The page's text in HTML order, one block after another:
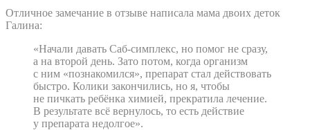
Отличное замечание в отзыве написала мама двоих деток
Галина:
«Начали давать Саб-симплекс, но помог не сразу,
а на второй день. Зато потом, когда организм
с ним «познакомился», препарат стал действовать
быстро. Колики закончились, но я, чтобы
не пичкать ребёнка химией, прекратила лечение.
В результате всё вернулось, то есть действие
у препарата недолгое».